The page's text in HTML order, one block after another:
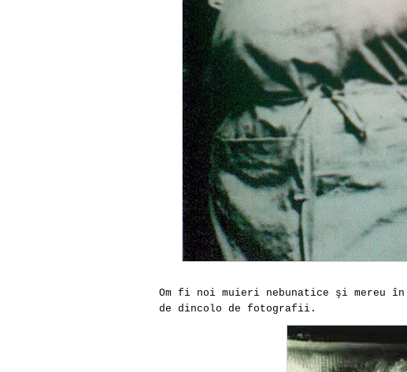
Om fi noi muieri nebunatice şi mereu
de dincolo de fotografii.